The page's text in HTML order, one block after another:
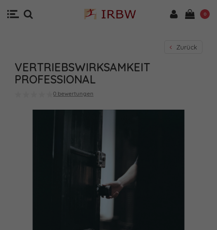
0
Zurück
VERTRIEBSWIRKSAMKEIT
PROFESSIONAL
0 bewertungen